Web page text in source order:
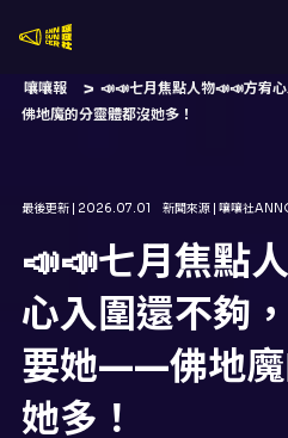
嚷嚷報
📣📣七月焦點人物📣📣方宥
佛地魔的分靈體都沒她多！
最後更新 | 2026.07.01 新聞來源 | 嚷嚷社
📣📣七月焦點
心入圍還不夠
要她——佛地魔
她多！